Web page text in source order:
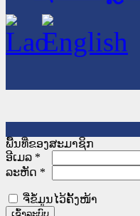
ພື້ນທີ່ຂອງສະມາຊິກ
ອີເມລ *
ລະຫັດ *
ຈື່ຂໍ້ມູນໄວ້ຄັ້ງໜ້າ